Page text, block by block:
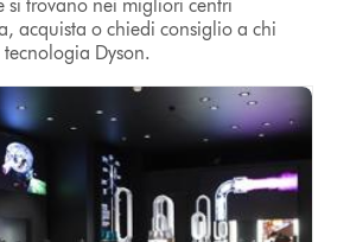
si trovano nei migliori centri
acquista o chiedi consiglio a chi
Dyson.